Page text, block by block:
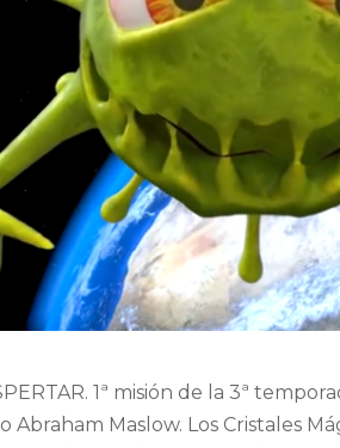
1ª misión de la 3ª
Abraham Maslow. Los Cristales